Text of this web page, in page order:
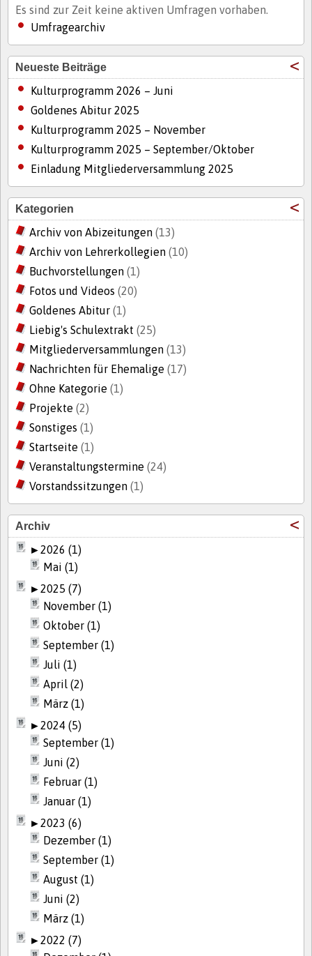
Es sind zur Zeit keine aktiven Umfragen vorhaben.
Umfragearchiv
Neueste Beiträge
Kulturprogramm 2026 – Juni
Goldenes Abitur 2025
Kulturprogramm 2025 – November
Kulturprogramm 2025 – September/Oktober
Einladung Mitgliederversammlung 2025
Kategorien
Archiv von Abizeitungen (13)
Archiv von Lehrerkollegien (10)
Buchvorstellungen (1)
Fotos und Videos (20)
Goldenes Abitur (1)
Liebig's Schulextrakt (25)
Mitgliederversammlungen (13)
Nachrichten für Ehemalige (17)
Ohne Kategorie (1)
Projekte (2)
Sonstiges (1)
Startseite (1)
Veranstaltungstermine (24)
Vorstandssitzungen (1)
Archiv
►2026 (1)
Mai (1)
►2025 (7)
November (1)
Oktober (1)
September (1)
Juli (1)
April (2)
März (1)
►2024 (5)
September (1)
Juni (2)
Februar (1)
Januar (1)
►2023 (6)
Dezember (1)
September (1)
August (1)
Juni (2)
März (1)
►2022 (7)